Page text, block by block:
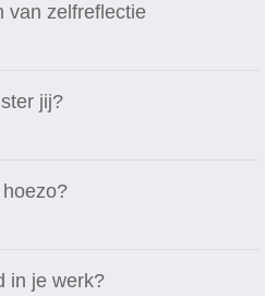
van zelfreflectie
jij?
in je werk?